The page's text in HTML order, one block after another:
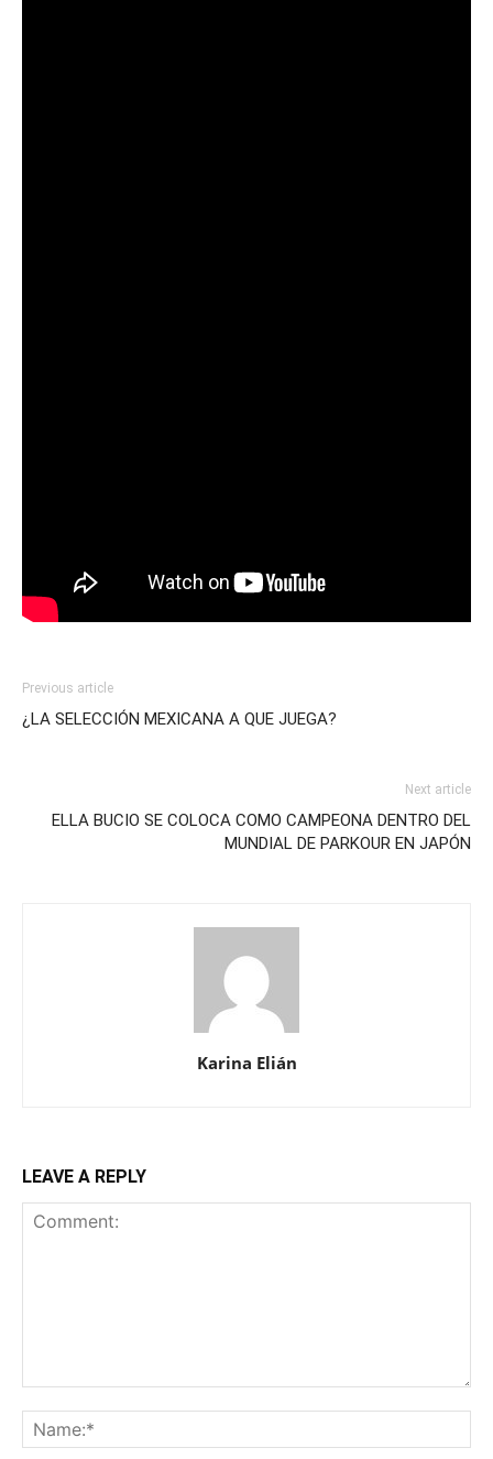
Previous article
¿LA SELECCIÓN MEXICANA A QUE JUEGA?
Next article
ELLA BUCIO SE COLOCA COMO CAMPEONA DENTRO DEL
MUNDIAL DE PARKOUR EN JAPÓN
Karina Elián
LEAVE A REPLY